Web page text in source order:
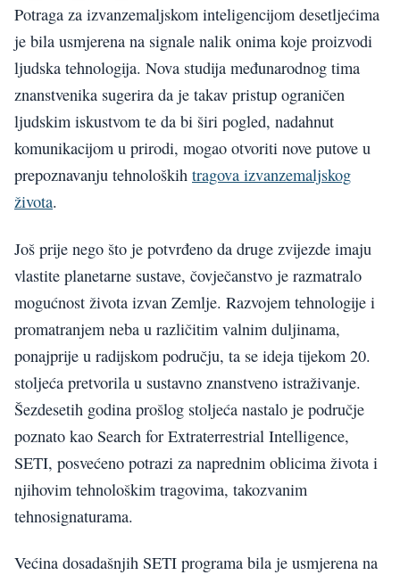
Potraga za izvanzemaljskom inteligencijom desetljećima
je bila usmjerena na signale nalik onima koje proizvodi
ljudska tehnologija. Nova studija međunarodnog tima
znanstvenika sugerira da je takav pristup ograničen
ljudskim iskustvom te da bi širi pogled, nadahnut
komunikacijom u prirodi, mogao otvoriti nove putove u
prepoznavanju tehnoloških tragova izvanzemaljskog
života.
Još prije nego što je potvrđeno da druge zvijezde imaju
vlastite planetarne sustave, čovječanstvo je razmatralo
mogućnost života izvan Zemlje. Razvojem tehnologije i
promatranjem neba u različitim valnim duljinama,
ponajprije u radijskom području, ta se ideja tijekom 20.
stoljeća pretvorila u sustavno znanstveno istraživanje.
Šezdesetih godina prošlog stoljeća nastalo je područje
poznato kao Search for Extraterrestrial Intelligence,
SETI, posvećeno potrazi za naprednim oblicima života i
njihovim tehnološkim tragovima, takozvanim
tehnosignaturama.
Većina dosadašnjih SETI programa bila je usmjerena na